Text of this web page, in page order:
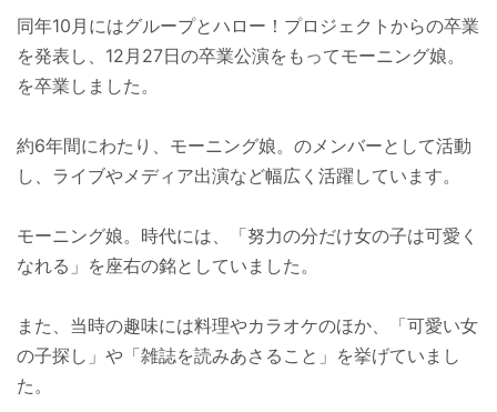
同年10月にはグループとハロー！プロジェクトからの卒業
を発表し、12月27日の卒業公演をもってモーニング娘。
を卒業しました。
約6年間にわたり、モーニング娘。のメンバーとして活動
し、ライブやメディア出演など幅広く活躍しています。
モーニング娘。時代には、「努力の分だけ女の子は可愛く
なれる」を座右の銘としていました。
また、当時の趣味には料理やカラオケのほか、「可愛い女
の子探し」や「雑誌を読みあさること」を挙げていまし
た。